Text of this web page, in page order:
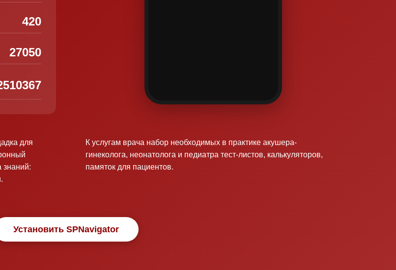
420
27050
для
К услугам врача набор необходимых в практике акушера-
гинеколога, неонатолога и педиатра тест-листов, калькуляторов,
памяток для пациентов.
Установить SPNavigator